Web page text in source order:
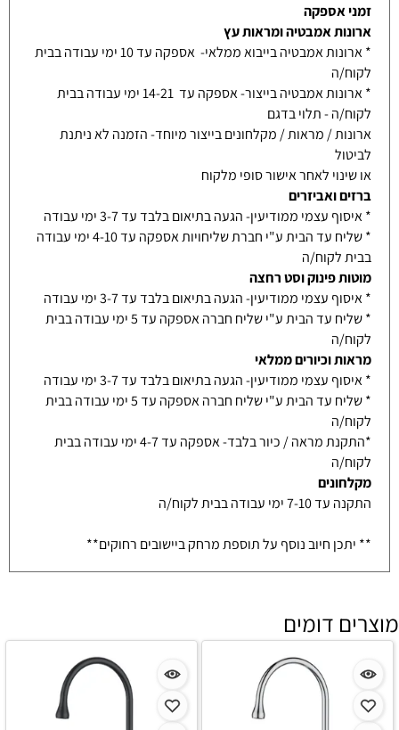
זמני אספקה
ארונות אמבטיה ומראות עץ
* ארונות אמבטיה בייבוא ממלאי- אספקה עד 10 ימי עבודה בבית
לקוח/ה
* ארונות אמבטיה בייצור- אספקה עד 14-21 ימי עבודה בבית
לקוח/ה - תלוי בדגם
ארונות / מראות / מקלחונים בייצור מיוחד- הזמנה לא ניתנת
לביטול
או שינוי לאחר אישור סופי מלקוח
ברזים ואביזרים
* איסוף עצמי ממודיעין- הגעה בתיאום בלבד עד 3-7 ימי עבודה
* שליח עד הבית ע"י חברת שליחויות אספקה עד 4-10 ימי עבודה
בבית לקוח/ה
מוטות פינוק וסט רחצה
* איסוף עצמי ממודיעין- הגעה בתיאום בלבד עד 3-7 ימי עבודה
* שליח עד הבית ע"י שליח חברה אספקה עד 5 ימי עבודה בבית
לקוח/ה
מראות וכיורים ממלאי
* איסוף עצמי ממודיעין- הגעה בתיאום בלבד עד 3-7 ימי עבודה
* שליח עד הבית ע"י שליח חברה אספקה עד 5 ימי עבודה בבית
לקוח/ה
*התקנת מראה / כיור בלבד- אספקה עד 4-7 ימי עבודה בבית
לקוח/ה
מקלחונים
התקנה עד 7-10 ימי עבודה בבית לקוח/ה
** יתכן חיוב נוסף על תוספת מרחק ביישובים רחוקים**
מוצרים דומים